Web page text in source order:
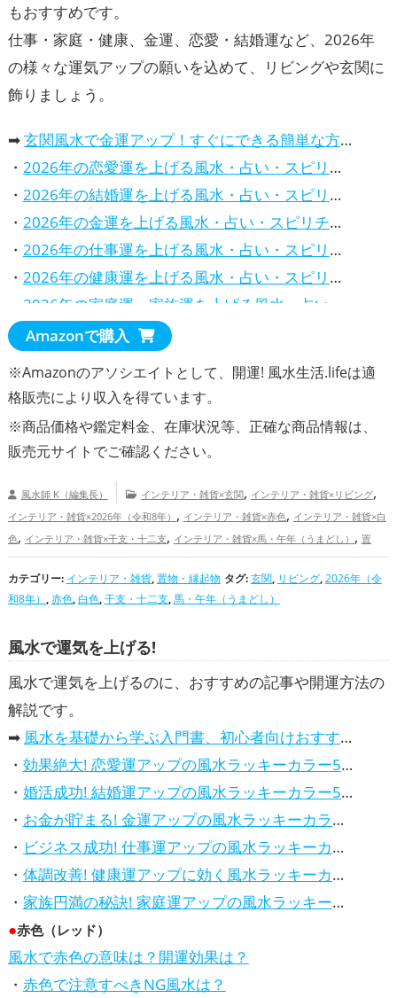
もおすすめです。
仕事・家庭・健康、金運、恋愛・結婚運など、2026年
の様々な運気アップの願いを込めて、リビングや玄関に
飾りましょう。
➡玄関風水で金運アップ！すぐにできる簡単な方法
・ 2026年の恋愛運を上げる風水・占い・スピリチュアルな方法
・ 2026年の結婚運を上げる風水・占い・スピリチュアルな方法
・ 2026年の金運を上げる風水・占い・スピリチュアルな方法
・ 2026年の仕事運を上げる風水・占い・スピリチュアルな方法
・ 2026年の健康運を上げる風水・占い・スピリチュアルな方法
2026年の家庭運・家族運を上げる風水・占い・スピリチュアルな方法
Amazonで購入
※Amazonのアソシエイトとして、開運! 風水生活.lifeは適
格販売により収入を得ています。
※商品価格や鑑定料金、在庫状況等、正確な商品情報は、
販売元サイトでご確認ください。
風水師 K（編集長） インテリア・雑貨×玄関, インテリア・雑貨×リビング,
インテリア・雑貨×2026年（令和8年） , インテリア・雑貨×赤色, インテリア・雑貨×白
色, インテリア・雑貨×干支・十二支, インテリア・雑貨×馬・午年（うまどし） , 置
物・縁起物×玄関,置物・縁起物×リビング,置物・縁起物×2026年（令和8年）,置物・
縁起物×赤色,置物・縁起物×白色,置物・縁起物×干支・十二支,置物・縁起物×馬・午
年（うまどし）
玄関の開運グッズ,リビングの開運グッズ
年（うまどし）の開運グッズ
カテゴリー: インテリア・雑貨,置物・縁起物 タグ:玄関, リビング,2026年（令
和8年） ,赤色,白色,干支・十二支,馬・午年（うまどし）
風水で運気を上げる!
風水で運気を上げるのに、おすすめの記事や開運方法の
解説です。
➡ 風水を基礎から学ぶ入門書、初心者向けおすすめ本
・ 効果絶大! 恋愛運アップの風水ラッキーカラー5選、解説付き
・ 婚活成功! 結婚運アップの風水ラッキーカラー5選、効果解説
・ お金が貯まる! 金運アップの風水ラッキーカラー5選、効果解説
・ ビジネス成功! 仕事運アップの風水ラッキーカラー5選、効果解説
・ 体調改善! 健康運アップに効く風水ラッキーカラー5選、効果と活用法を解説
・ 家族円満の秘訣! 家庭運アップの風水ラッキーカラー5選、効果解説
●赤色（レッド）
風水で赤色の意味は？開運効果は？
・ 赤色で注意すべきNG風水は？